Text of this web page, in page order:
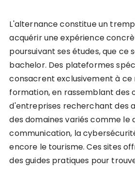
L'alternance constitue un
acquérir une expérience
poursuivant ses études, que ce
bachelor. Des plateformes
consacrent exclusivement à ce
formation, en rassemblant des
d'entreprises recherchant des
des domaines variés comme le
communication, la
encore le tourisme. Ces sites
des guides pratiques pour